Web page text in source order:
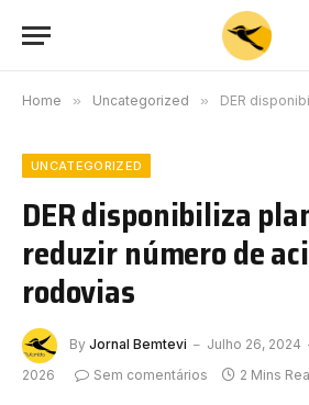
Home » Uncategorized » DER disponibiliza plano
UNCATEGORIZED
DER disponibiliza
reduzir número de
rodovias
By Jornal Bemtevi Julho 26, 2024
2026
Sem comentários 2 Mins